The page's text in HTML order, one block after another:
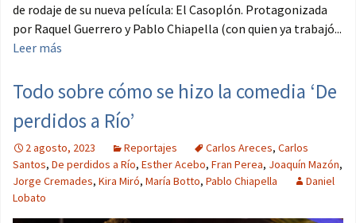
de rodaje de su nueva película: El Casoplón. Protagonizada
por Raquel Guerrero y Pablo Chiapella (con quien ya trabajó...
Leer más
Todo sobre cómo se hizo la comedia ‘De
perdidos a Río’
2 agosto, 2023 Reportajes Carlos Areces, Carlos
Santos, De perdidos a Río, Esther Acebo, Fran Perea, Joaquín Mazón,
Jorge Cremades, Kira Miró, María Botto, Pablo Chiapella
Daniel
Lobato